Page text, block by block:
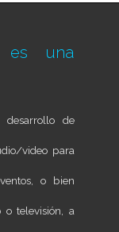
es una
desarrollo de
video para
o bien
o televisión, a